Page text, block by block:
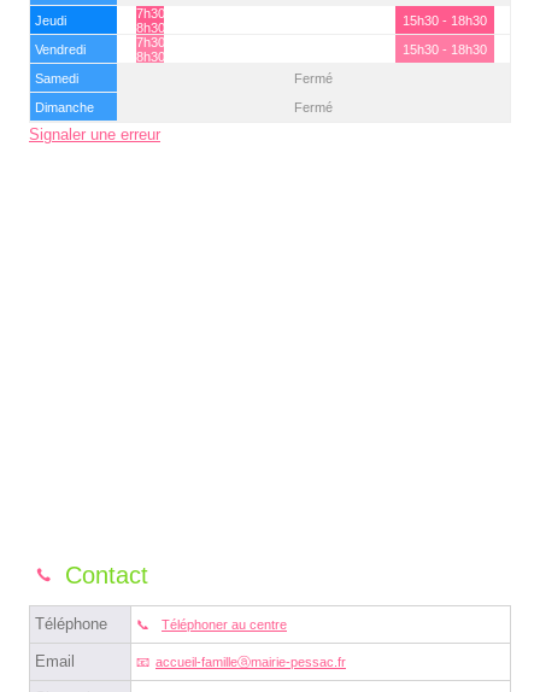
Jeudi
7h30 -
8h30
15h30 - 18h30
Vendredi
7h30 -
8h30
15h30 - 18h30
Samedi
Fermé
Dimanche
Fermé
Signaler une erreur
Contact
Téléphone Téléphoner au centre
Email accueil-familleⓐmairie-pessac.fr